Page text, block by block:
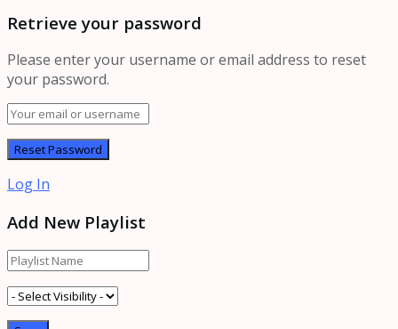
Retrieve your password
Please enter your username or email address to reset
your password.
Log In
Add New Playlist